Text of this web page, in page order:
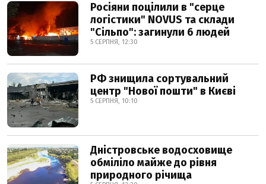
Росіяни поцілили в "серце
логістики" NOVUS та склади
"Сільпо": загинули 6 людей
5 СЕРПНЯ, 12:30
РФ знищила сортувальний
центр "Нової пошти" в Києві
5 СЕРПНЯ, 10:10
Дністровське водосховище
обміліло майже до рівня
природного річища